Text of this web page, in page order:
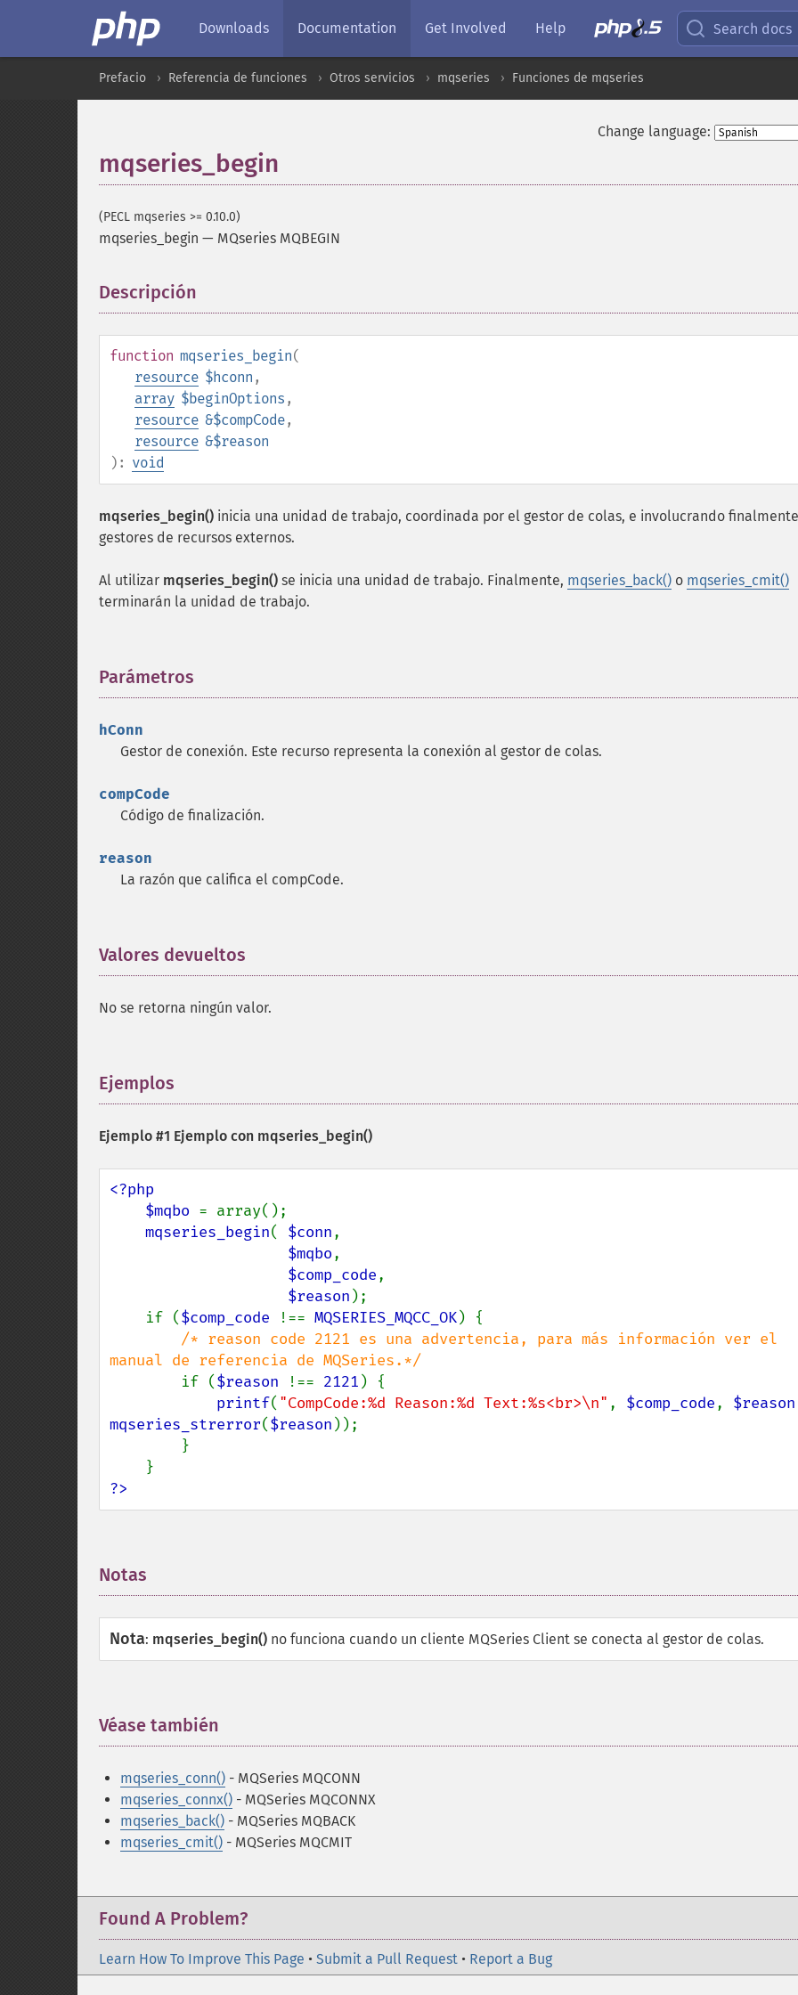
Downloads Documentation Get Involved Help Search docs
Prefacio Referencia de funciones Otros servicios mqseries Funciones de mqseries
Change language:
mqseries_begin
(PECL mqseries >= 0.10.0)
mqseries_begin — MQseries MQBEGIN
Descripción
function mqseries_begin(
resource $hconn ,
array $beginOptions ,
resource &$compCode,
resource &$reason
): void
mqseries_begin() inicia una unidad de trabajo, coordinada por el gestor de colas, e involucrando finalmente
gestores de recursos externos.
Al utilizar mqseries_begin() se inicia una unidad de trabajo. Finalmente, mqseries_back() o mqseries_cmit()
terminarán la unidad de trabajo.
Parámetros
hConn
Gestor de conexión. Este recurso representa la conexión al gestor de colas.
compCode
Código de finalización.
reason
La razón que califica el compCode.
Valores devueltos
No se retorna ningún valor.
Ejemplos
Ejemplo #1 Ejemplo con mqseries_begin()
<?php
    $mqbo
= array();
mqseries_begin( $conn,
$mqbo,
$comp_code,
$reason );
    if (
$comp_code !== MQSERIES_MQCC_OK) {
/* reason code 2121 es una advertencia, para más información ver el
manual de referencia de MQSeries.*/
if ($reason !== 2121 ) {
printf( "CompCode:%d Reason:%d Text:%s<br>\n" , $comp_code, $reason
mqseries_strerror($reason ));
?>
Notas
Nota: mqseries_begin() no funciona cuando un cliente MQSeries Client se conecta al gestor de colas.
Véase también
mqseries_conn() - MQSeries MQCONN
mqseries_connx() - MQSeries MQCONNX
mqseries_back() - MQSeries MQBACK
mqseries_cmit() - MQSeries MQCMIT
Found A Problem?
Learn How To Improve This Page • Submit a Pull Request • Report a Bug